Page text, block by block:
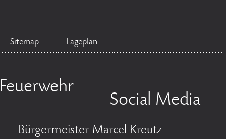
Sitemap Lageplan
Feuerwehr
Social Media
Bürgermeister Marcel Kreutz